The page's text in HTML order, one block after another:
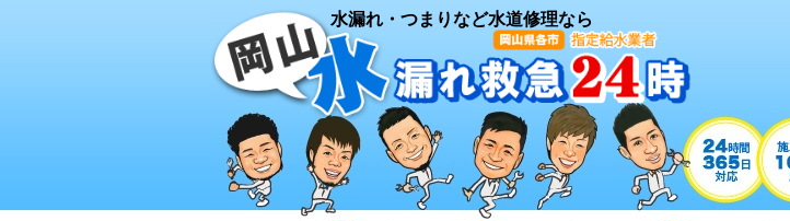
水漏れ・つまりなど水道修理なら